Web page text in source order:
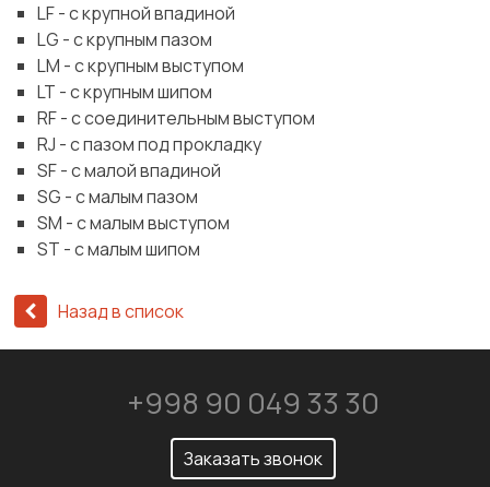
LF - с крупной впадиной
LG - с крупным пазом
LM - с крупным выступом
LT - с крупным шипом
RF - с соединительным выступом
RJ - с пазом под прокладку
SF - с малой впадиной
SG - с малым пазом
SM - с малым выступом
ST - с малым шипом
Назад в список
+998 90 049 33 30
Заказать звонок